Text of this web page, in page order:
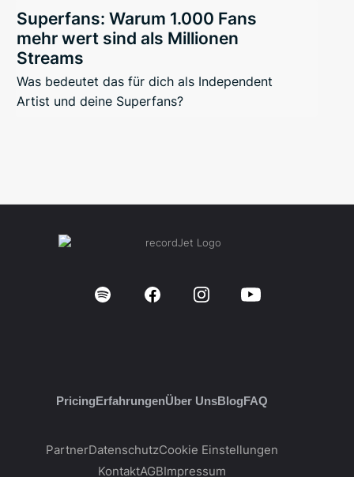
Superfans: Warum 1.000 Fans
mehr wert sind als Millionen
Streams
Was bedeutet das für dich als Independent
Artist und deine Superfans?
Pricing ErfahrungenÜber UnsBlog FAQ
PartnerDatenschutzCookie Einstellungen
KontaktAGBImpressum